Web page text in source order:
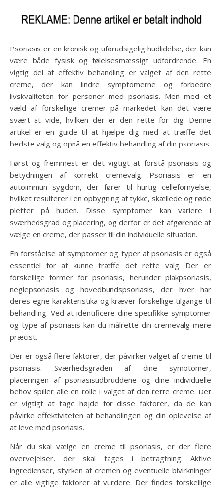
Psoriasis er en kronisk og uforudsigelig hudlidelse, der kan
være både fysisk og følelsesmæssigt udfordrende. En
vigtig del af effektiv behandling er valget af den rette
creme, der kan lindre symptomerne og forbedre
livskvaliteten for personer med psoriasis. Men med et
væld af forskellige cremer på markedet kan det være
svært at vide, hvilken der er den rette for dig. Denne
artikel er en guide til at hjælpe dig med at træffe det
bedste valg og opnå en effektiv behandling af din psoriasis.
Først og fremmest er det vigtigt at forstå psoriasis og
betydningen af korrekt cremevalg. Psoriasis er en
autoimmun sygdom, der fører til hurtig cellefornyelse,
hvilket resulterer i en opbygning af tykke, skællede og røde
pletter på huden. Disse symptomer kan variere i
sværhedsgrad og placering, og derfor er det afgørende at
vælge en creme, der passer til din individuelle situation.
En forståelse af symptomer og typer af psoriasis er også
essentiel for at kunne træffe det rette valg. Der er
forskellige former for psoriasis, herunder plakpsoriasis,
neglepsoriasis og hovedbundspsoriasis, der hver har
deres egne karakteristika og kræver forskellige tilgange til
behandling. Ved at identificere dine specifikke symptomer
og type af psoriasis kan du målrette din cremevalg mere
præcist.
Der er også flere faktorer, der påvirker valget af creme til
psoriasis. Sværhedsgraden af dine symptomer,
placeringen af psoriasisudbruddene og dine individuelle
behov spiller alle en rolle i valget af den rette creme. Det
er vigtigt at tage højde for disse faktorer, da de kan
påvirke effektiviteten af behandlingen og din oplevelse af
at leve med psoriasis.
Når du skal vælge en creme til psoriasis, er der flere
overvejelser, der skal tages i betragtning. Aktive
ingredienser, styrken af cremen og eventuelle bivirkninger
er alle vigtige faktorer at vurdere. Der findes forskellige